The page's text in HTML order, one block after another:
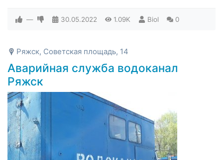
— 30.05.2022 1.09K Biol 0
Ряжск, Советская площадь, 14
Аварийная служба водоканал
Ряжск